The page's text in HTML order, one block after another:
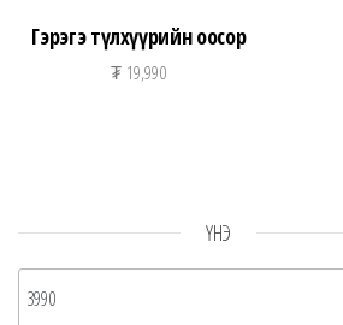
Гэрэгэ түлхүүрийн оосор
₮ 19,990
ҮНЭ